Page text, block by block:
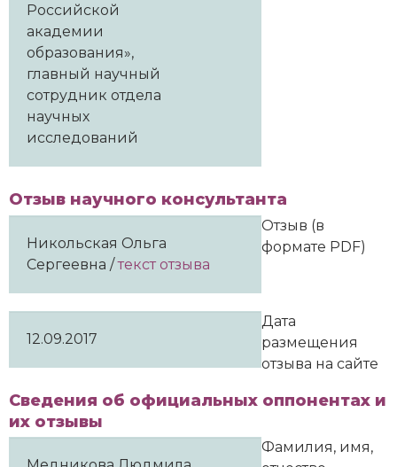
Российской
академии
образования»,
главный научный
сотрудник отдела
научных
исследований
Отзыв научного консультанта
Никольская Ольга
Сергеевна /текст отзыва
Отзыв (в
формате PDF)
12.09.2017
Дата
размещения
отзыва на сайте
Сведения об официальных оппонентах и
их отзывы
Фамилия, имя,